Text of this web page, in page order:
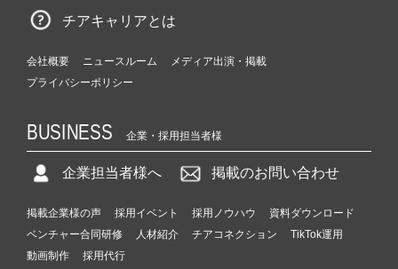
チアキャリアとは
会社概要 ニュースルーム
メディア出演・掲載
プライバシーポリシー
BUSINESS 企業・採用担当者様
企業担当者様へ 掲載のお問い合わせ
掲載企業様の声 採用イベント 採用ノウハウ
資料ダウンロード
ベンチャー合同研修
人材紹介 チアコネクション
TikTok運用
動画制作
採用代行